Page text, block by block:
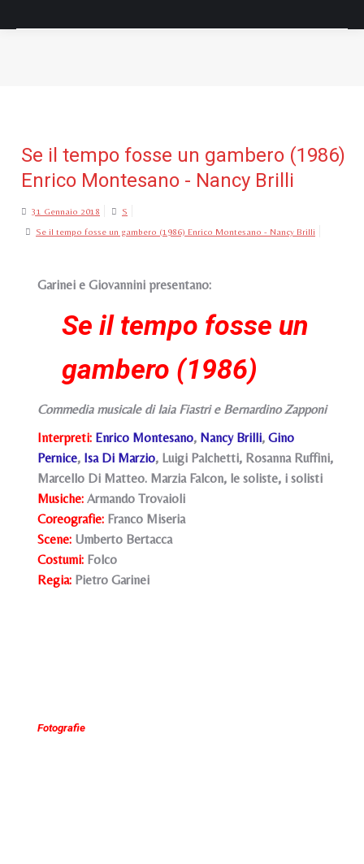
Se il tempo fosse un gambero (1986)
Enrico Montesano - Nancy Brilli
31 Gennaio 2018 S
Se il tempo fosse un gambero (1986) Enrico Montesano - Nancy Brilli
Garinei e Giovannini presentano:
Se il tempo fosse un
gambero (1986)
Commedia musicale di Iaia Fiastri e Bernardino Zapponi
Interpreti: Enrico Montesano, Nancy Brilli, Gino
Pernice, Isa Di Marzio, Luigi Palchetti, Rosanna Ruffini,
Marcello Di Matteo. Marzia Falcon, le soliste, i solisti
Musiche: Armando Trovaioli
Coreografie: Franco Miseria
Scene: Umberto Bertacca
Costumi: Folco
Regia: Pietro Garinei
Fotografie